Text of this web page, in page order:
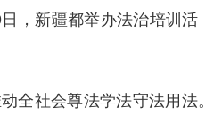
，新疆都举办法治培训活
全社会尊法学法守法用法。